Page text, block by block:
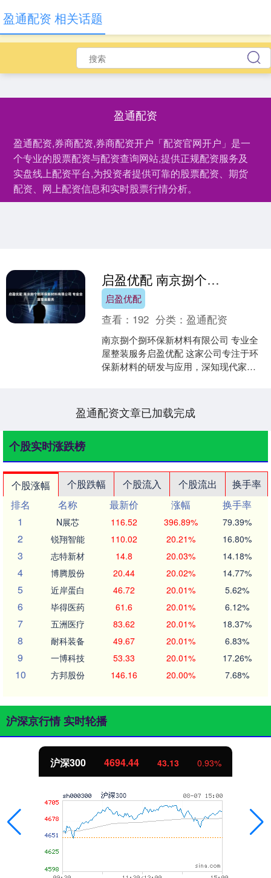
盈通配资
盈通配资,券商配资,券商配资开户「配资官网开户」是一
个专业的股票配资与配资查询网站,提供正规配资服务及
实盘线上配资平台,为投资者提供可靠的股票配资、期货
配资、网上配资信息和实时股票行情分析。
盈通配资 相关话题
启盈优配 南京捌个捌环保新材料有限公司 专业全屋整装服务
启盈优配
查看： 192 分类：盈通配资
南京捌个捌环保新材料有限公司 专业全
屋整装服务启盈优配 这家公司专注于环
保新材料的研发与应用，深知现代家庭
盈通配资文章已加载完成
个股实时涨跌榜
个股涨幅 个股跌幅 个股流入 个股流出
换手率
排名
名称 最新价 涨幅
换手率
1
N展芯 116.52 396.89% 79.39%
2 锐翔智能 110.02 20.21% 16.80%
3 志特新材 14.8 20.03% 14.18%
4 博腾股份 20.44 20.02% 14.77%
5 近岸蛋白 46.72 20.01% 5.62%
6 毕得医药 61.6 20.01% 6.12%
7 五洲医疗 83.62 20.01% 18.37%
8 耐科装备 49.67 20.01% 6.83%
9 一博科技 53.33 20.01% 17.26%
10 方邦股份 146.16 20.00% 7.68%
沪深京行情 实时轮播
沪深300 4694.44 43.13 0.93%